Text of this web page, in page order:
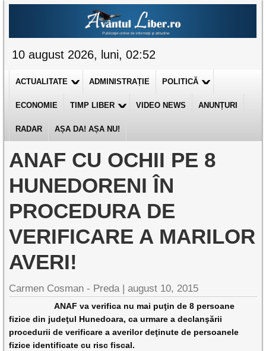
10 august 2026, luni, 02:52
ACTUALITATE ADMINISTRAȚIE POLITICĂ
ECONOMIE TIMP LIBER VIDEO NEWS ANUNȚURI
RADAR AȘA DA! AȘA NU!
ANAF CU OCHII PE 8
HUNEDORENI ÎN
PROCEDURA DE
VERIFICARE A MARILOR
AVERI!
Carmen Cosman - Preda |august 10, 2015
ANAF va verifica nu mai puţin de 8 persoane
fizice din judeţul Hunedoara, ca urmare a declanşării
procedurii de verificare a averilor deţinute de persoanele
fizice identificate cu risc fiscal.